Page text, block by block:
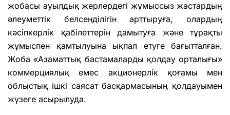
жобасы ауылдық жерлердегі жұмыссыз жастардың
әлеуметтік белсенділігін арттыруға, олардың
кәсіпкерлік қабілеттерін дамытуға және тұрақты
жұмыспен қамтылуына ықпал етуге бағытталған.
Жоба «Азаматтық бастамаларды қолдау орталығы»
коммерциялық емес акционерлік қоғамы мен
облыстық ішкі саясат басқармасының қолдауымен
жүзеге асырылуда.